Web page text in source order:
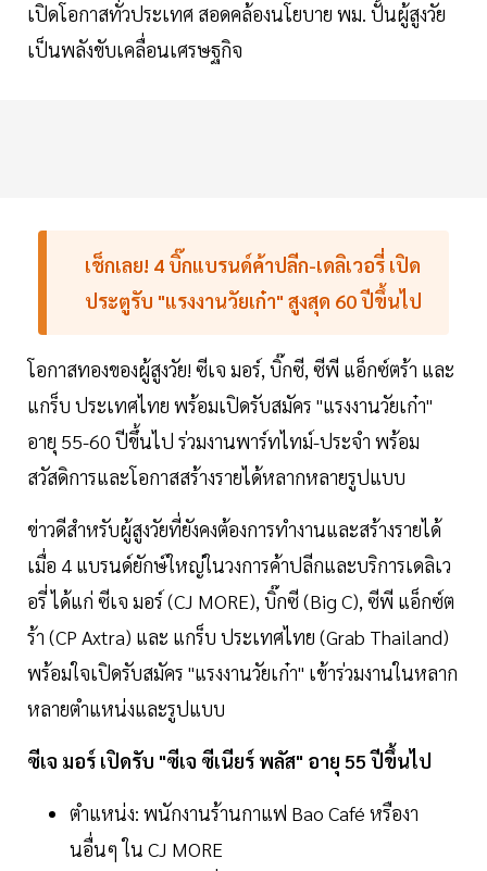
เปิดโอกาสทั่วประเทศ สอดคล้องนโยบาย พม. ปั้นผู้สูงวัย
เป็นพลังขับเคลื่อนเศรษฐกิจ
เช็กเลย! 4 บิ๊กแบรนด์ค้าปลีก-เดลิเวอรี่ เปิด
ประตูรับ "แรงงานวัยเก๋า" สูงสุด 60 ปีขึ้นไป
โอกาสทองของผู้สูงวัย! ซีเจ มอร์, บิ๊กซี, ซีพี แอ็กซ์ตร้า และ
แกร็บ ประเทศไทย พร้อมเปิดรับสมัคร "แรงงานวัยเก๋า"
อายุ 55-60 ปีขึ้นไป ร่วมงานพาร์ทไทม์-ประจำ พร้อม
สวัสดิการและโอกาสสร้างรายได้หลากหลายรูปแบบ
ข่าวดีสำหรับผู้สูงวัยที่ยังคงต้องการทำงานและสร้างรายได้
เมื่อ 4 แบรนด์ยักษ์ใหญ่ในวงการค้าปลีกและบริการเดลิเว
อรี่ ได้แก่ ซีเจ มอร์ (CJ MORE), บิ๊กซี (Big C), ซีพี แอ็กซ์ต
ร้า (CP Axtra) และ แกร็บ ประเทศไทย (Grab Thailand)
พร้อมใจเปิดรับสมัคร "แรงงานวัยเก๋า" เข้าร่วมงานในหลาก
หลายตำแหน่งและรูปแบบ
ซีเจ มอร์ เปิดรับ "ซีเจ ซีเนียร์ พลัส" อายุ 55 ปีขึ้นไป
ตำแหน่ง: พนักงานร้านกาแฟ Bao Café หรืองา
นอื่นๆ ใน CJ MORE